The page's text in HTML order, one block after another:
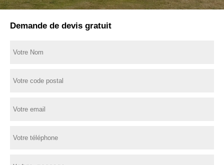
Demande de devis gratuit